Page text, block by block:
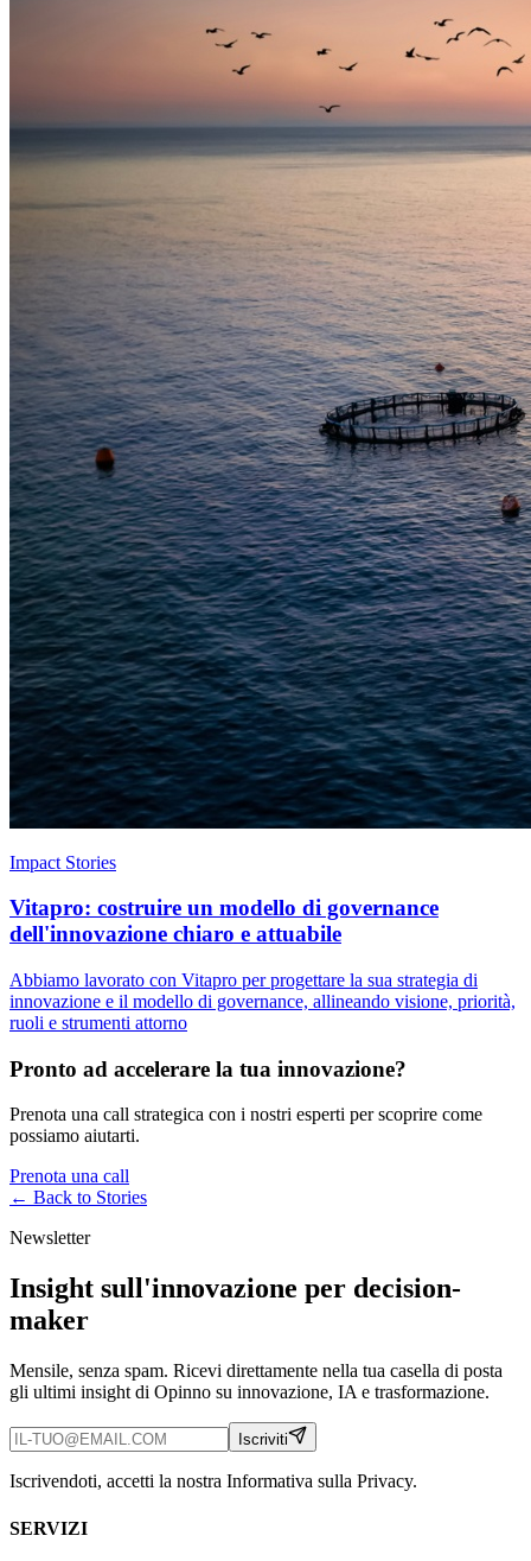
Impact Stories
Vitapro: costruire un modello di governance
dell'innovazione chiaro e attuabile
Abbiamo lavorato con Vitapro per progettare la sua strategia di
innovazione e il modello di governance, allineando visione, priorità,
ruoli e strumenti attorno
Pronto ad accelerare la tua innovazione?
Prenota una call strategica con i nostri esperti per scoprire come
possiamo aiutarti.
Prenota una call
← Back to Stories
Newsletter
Insight sull'innovazione per decision-
maker
Mensile, senza spam. Ricevi direttamente nella tua casella di posta
gli ultimi insight di Opinno su innovazione, IA e trasformazione.
Iscriviti
Iscrivendoti, accetti la nostra Informativa sulla Privacy.
SERVIZI